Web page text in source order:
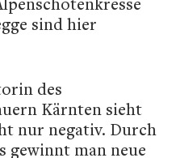
sind hier
des
Kärnten sieht
nur negativ. Durch
gewinnt man neue